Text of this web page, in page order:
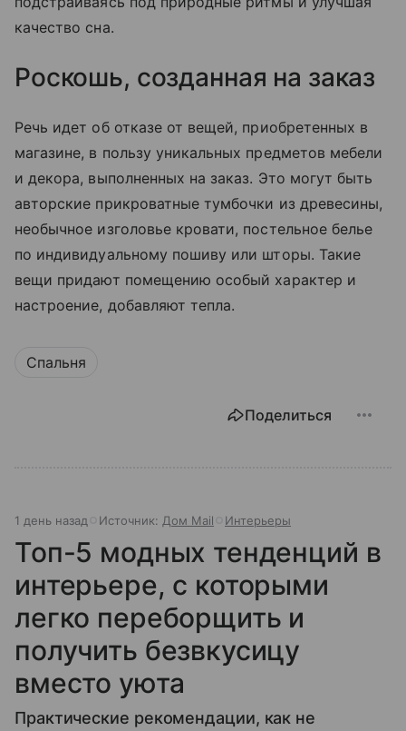
качество сна.
Роскошь, созданная на заказ
Речь идет об отказе от вещей, приобретенных в
магазине, в пользу уникальных предметов мебели
и декора, выполненных на заказ. Это могут быть
авторские прикроватные тумбочки из древесины,
необычное изголовье кровати, постельное белье
по индивидуальному пошиву или шторы. Такие
вещи придают помещению особый характер и
настроение, добавляют тепла.
Спальня
Поделиться
1 день назад Источник: Дом Mail Интерьеры
Топ-5 модных тенденций в
интерьере, с которыми
легко переборщить и
получить безвкусицу
вместо уюта
Практические рекомендации, как не